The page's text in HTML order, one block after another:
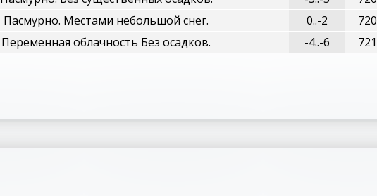
Пасмурно. Местами небольшой снег. 0..-2 720
Переменная облачность Без осадков. -4..-6 721